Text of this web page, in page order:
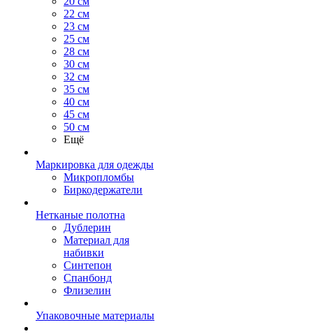
22 см
23 см
25 см
28 см
30 см
32 см
35 см
40 см
45 см
50 см
Ещё
Маркировка для одежды
Микропломбы
Биркодержатели
Нетканые полотна
Дублерин
Материал для
набивки
Синтепон
Спанбонд
Флизелин
Упаковочные материалы